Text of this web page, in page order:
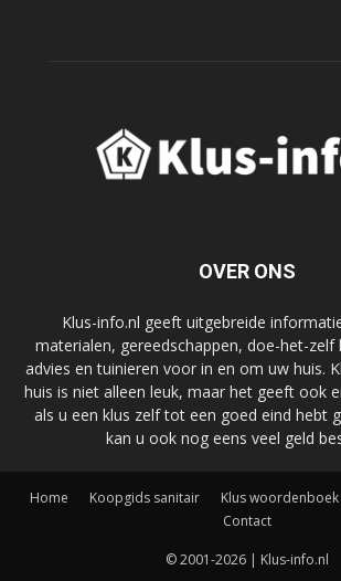
OVER ONS
Klus-info.nl geeft uitgebreide
materialen, gereedschappen, doe-het-zelf
advies en tuinieren voor in en om uw huis.
huis is niet alleen leuk, maar het geeft ook
als u een klus zelf tot een goed eind hebt
kan u ook nog eens veel geld
Home Koopgids sanitair Klus woordenboek
Contact
© 2001-2026 | Klus-info.nl